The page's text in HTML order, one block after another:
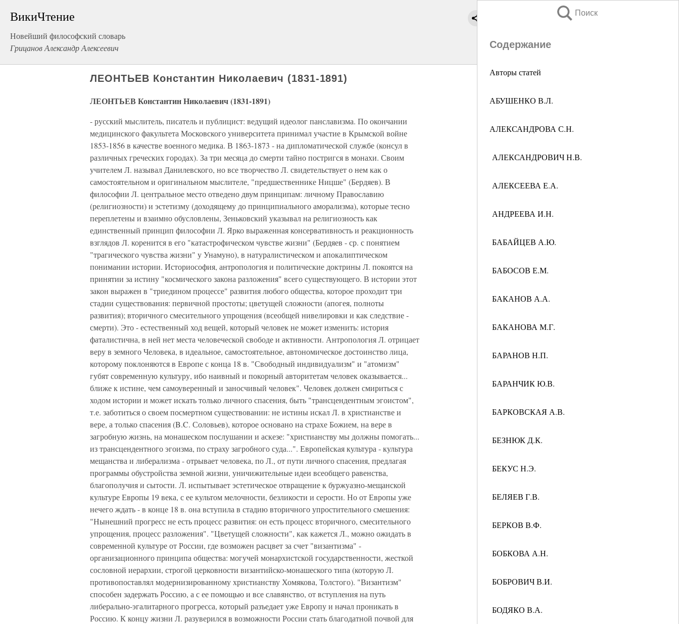
ВикиЧтение
Новейший философский словарь
Грицанов Александр Алексеевич
Поиск
Содержание
Авторы статей
АБУШЕНКО В.Л.
АЛЕКСАНДРОВА С.Н.
АЛЕКСАНДРОВИЧ Н.В.
АЛЕКСЕЕВА Е.А.
АНДРЕЕВА И.Н.
БАБАЙЦЕВ А.Ю.
БАБОСОВ Е.М.
БАКАНОВ А.А.
БАКАНОВА М.Г.
БАРАНОВ Н.П.
БАРАНЧИК Ю.В.
БАРКОВСКАЯ А.В.
БЕЗНЮК Д.К.
БЕКУС Н.Э.
БЕЛЯЕВ Г.В.
БЕРКОВ В.Ф.
БОБКОВА А.Н.
БОБРОВИЧ В.И.
БОДЯКО В.А.
ЛЕОНТЬЕВ Константин Николаевич (1831-1891)
ЛЕОНТЬЕВ Константин Николаевич (1831-1891)
- русский мыслитель, писатель и публицист: ведущий идеолог панславизма. По окончании
медицинского факультета Московского университета принимал участие в Крымской войне
1853-1856 в качестве военного медика. В 1863-1873 - на дипломатической службе (консул в
различных греческих городах). За три месяца до смерти тайно постригся в монахи. Своим
учителем Л. называл Данилевского, но все творчество Л. свидетельствует о нем как о
самостоятельном и оригинальном мыслителе, "предшественнике Ницше" (Бердяев). В
философии Л. центральное место отведено двум принципам: личному Православию
(религиозности) и эстетизму (доходящему до принципиального аморализма), которые тесно
переплетены и взаимно обусловлены, Зеньковский указывал на религиозность как
единственный принцип философии Л. Ярко выраженная консервативность и реакционность
взглядов Л. коренится в его "катастрофическом чувстве жизни" (Бердяев - ср. с понятием
"трагического чувства жизни" у Унамуно), в натуралистическом и апокалиптическом
понимании истории. Историософия, антропология и политические доктрины Л. покоятся на
принятии за истину "космического закона разложения" всего существующего. В истории этот
закон выражен в "триедином процессе" развития любого общества, которое проходит три
стадии существования: первичной простоты; цветущей сложности (апогея, полноты
развития); вторичного смесительного упрощения (всеобщей нивелировки и как следствие -
смерти). Это - естественный ход вещей, который человек не может изменить: история
фаталистична, в ней нет места человеческой свободе и активности. Антропология Л. отрицает
веру в земного Человека, в идеальное, самостоятельное, автономическое достоинство лица,
которому поклоняются в Европе с конца 18 в. "Свободный индивидуализм" и "атомизм"
губят современную культуру, ибо наивный и покорный авторитетам человек оказывается...
ближе к истине, чем самоуверенный и заносчивый человек". Человек должен смириться с
ходом истории и может искать только личного спасения, быть "трансцендентным эгоистом",
т.е. заботиться о своем посмертном существовании: не истины искал Л. в христианстве и
вере, а только спасения (B.C. Соловьев), которое основано на страхе Божием, на вере в
загробную жизнь, на монашеском послушании и аскезе: "христианству мы должны помогать...
из трансцендентного эгоизма, по страху загробного суда...". Европейская культура - культура
мещанства и либерализма - отрывает человека, по Л., от пути личного спасения, предлагая
программы обустройства земной жизни, уничижительные идеи всеобщего равенства,
благополучия и сытости. Л. испытывает эстетическое отвращение к буржуазно-мещанской
культуре Европы 19 века, с ее культом мелочности, безликости и серости. Но от Европы уже
нечего ждать - в конце 18 в. она вступила в стадию вторичного упростительного смешения:
"Нынешний прогресс не есть процесс развития: он есть процесс вторичного, смесительного
упрощения, процесс разложения". "Цветущей сложности", как кажется Л., можно ожидать в
современной культуре от России, где возможен расцвет за счет "византизма" -
организационного принципа общества: могучей монархистской государственности, жесткой
сословной иерархии, строгой церковности византийско-монашеского типа (которую Л.
противопоставлял модернизированному христианству Хомякова, Толстого). "Византизм"
способен задержать Россию, а с ее помощью и все славянство, от вступления на путь
либерально-эгалитарного прогресса, который разъедает уже Европу и начал проникать в
Россию. К концу жизни Л. разуверился в возможности России стать благодатной почвой для